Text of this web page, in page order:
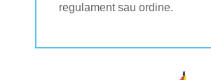
regulament sau ordine.